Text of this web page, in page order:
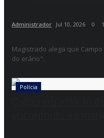
Administrador Jul 10, 2026 0
Magistrado alega que
do erário".
Polícia